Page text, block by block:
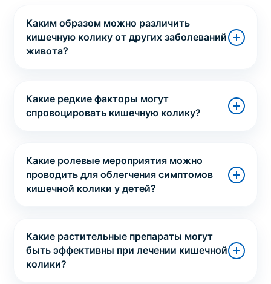
Каким образом можно различить
кишечную колику от других заболеваний
живота?
Какие редкие факторы могут
спровоцировать кишечную колику?
Какие ролевые мероприятия можно
проводить для облегчения симптомов
кишечной колики у детей?
Какие растительные препараты могут
быть эффективны при лечении кишечной
колики?